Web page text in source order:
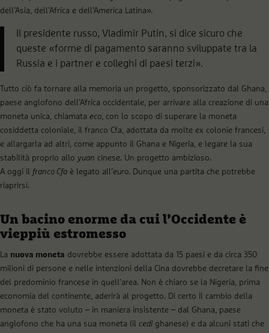
dell’Asia, dell’Africa e dell’America Latina».
Il presidente russo, Vladimir Putin, si dice sicuro che
queste «forme di pagamento saranno sviluppate tra la
Russia e i partner e colleghi di paesi terzi».
Tutto ciò fa tornare alla memoria un progetto, sponsorizzato dal Ghana,
paese anglofono dell’Africa occidentale, per arrivare alla creazione di una
moneta unica, chiamata eco , con lo scopo di superare la moneta
cosiddetta coloniale, il franco Cfa, adottata da molte ex colonie francesi,
e allargarla ad altri, come appunto il Ghana e Nigeria, e legare la sua
stabilità proprio allo yuan cinese. Un progetto ambizioso.
A oggi il franco Cfa è legato all’euro. Dunque una partita che potrebbe
riaprirsi.
Un bacino enorme da cui l’Occidente è
vieppiù estromesso
La nuova moneta dovrebbe essere adottata da 15 paesi e da circa 350
milioni di persone e nelle intenzioni della Cina dovrebbe decretare la fine
del predominio francese in quell’area. Non è chiaro se la Nigeria, prima
economia del continente, aderirà al progetto. Di certo il cambio della
moneta è stato voluto – in maniera insistente – dal Ghana, paese
anglofono che ha una sua moneta (il cedi ghanese) e da alcuni stati che